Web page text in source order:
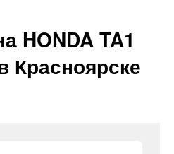
HONDA TA1
Красноярске